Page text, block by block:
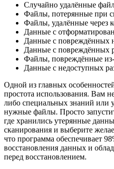
Случайно удалённые
Файлы, потерянные при
Файлы, удалённые через
Данные с
Данные с повреждённых
Данные с повреждённых
Файлы, повреждённые из-
Данные с недоступных
Одной из главных
простота использования. Вам
либо специальных знаний или
нужные файлы. Просто
где хранились утерянные
сканирования и выберите
что программа обеспечивает
восстановления данных и
перед восстановлением.